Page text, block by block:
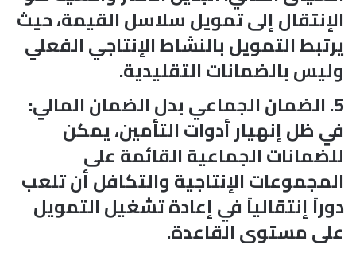
الإنتقال إلى تمويل سلاسل القيمة، حيث
يرتبط التمويل بالنشاط الإنتاجي الفعلي
وليس بالضمانات التقليدية.
5. الضمان الجماعي بدل الضمان المالي:
في ظل إنهيار أدوات التأمين، يمكن
للضمانات الجماعية القائمة على
المجموعات الإنتاجية والتكافل أن تلعب
دوراً إنتقالياً في إعادة تشغيل التمويل
على مستوى القاعدة.